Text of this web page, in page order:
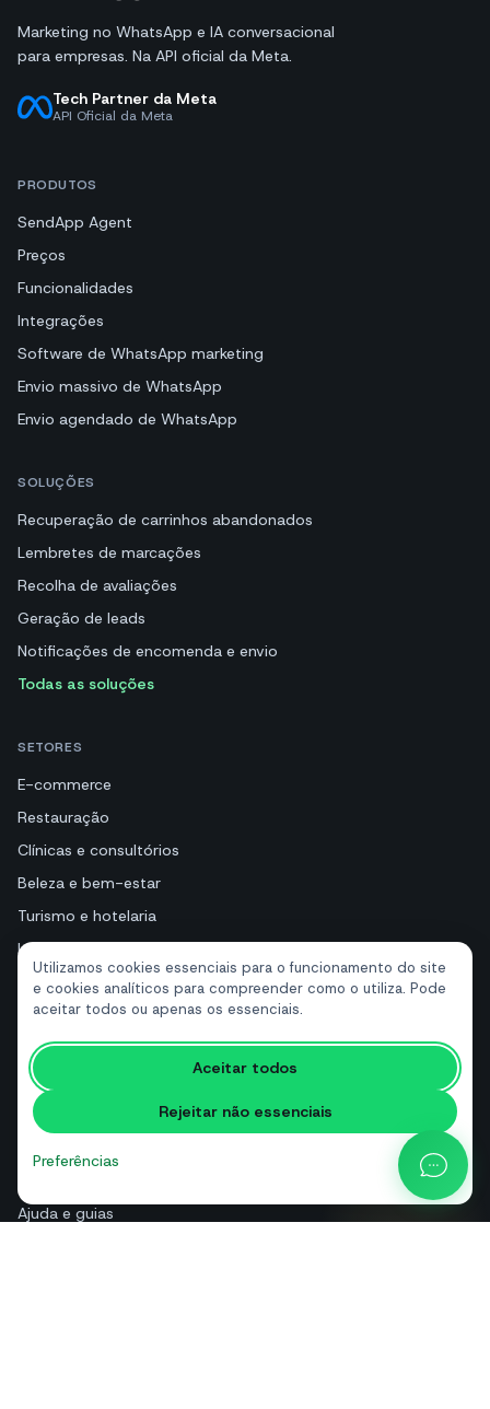
Utilizamos cookies essenciais para o funcionamento do site
e cookies analíticos para compreender como o utiliza. Pode
aceitar todos ou apenas os essenciais.
Aceitar todos
Rejeitar não essenciais
Preferências
Marketing no WhatsApp e IA conversacional
para empresas. Na API oficial da Meta.
Tech Partner da Meta
API Oficial da Meta
PRODUTOS
SendApp Agent
Preços
Funcionalidades
Integrações
Software de WhatsApp marketing
Envio massivo de WhatsApp
Envio agendado de WhatsApp
SOLUÇÕES
Recuperação de carrinhos abandonados
Lembretes de marcações
Recolha de avaliações
Geração de leads
Notificações de encomenda e envio
Todas as soluções
SETORES
E-commerce
Restauração
Clínicas e consultórios
Beleza e bem-estar
Turismo e hotelaria
Imobiliárias
RECURSOS
Ferramentas gratuitas
Glossário
Comparações
Ajuda e guias